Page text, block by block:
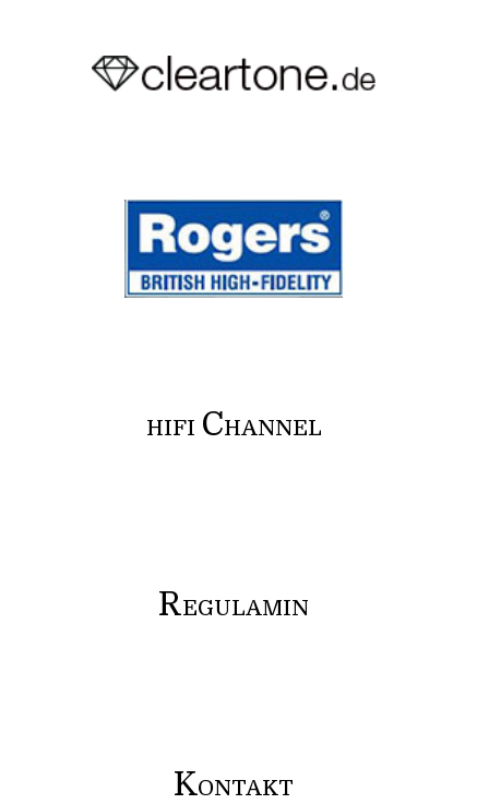
HIFI CHANNEL
REGULAMIN
KONTAKT